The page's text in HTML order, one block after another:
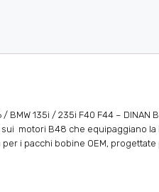
BMW 135i / 235i F40 F44 – DINAN
motori B48 che equipaggiano la
i pacchi bobine OEM,